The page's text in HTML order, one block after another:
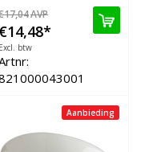
AVP
€14,48*
Excl. btw
Aanbieding